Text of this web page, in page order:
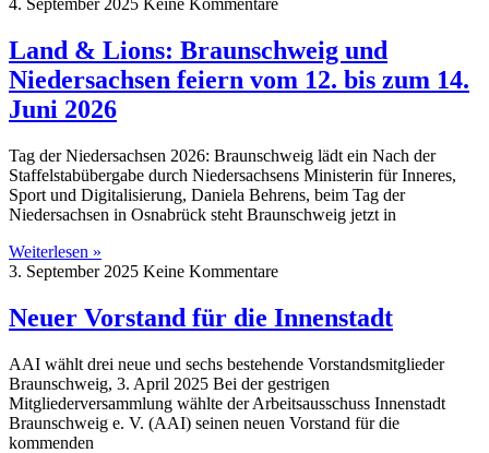
4. September 2025 Keine Kommentare
Land & Lions: Braunschweig und
Niedersachsen feiern vom 12. bis zum 14.
Juni 2026
Tag der Niedersachsen 2026: Braunschweig lädt ein Nach der
Staffelstabübergabe durch Niedersachsens Ministerin für Inneres,
Sport und Digitalisierung, Daniela Behrens, beim Tag der
Niedersachsen in Osnabrück steht Braunschweig jetzt in
Weiterlesen »
3. September 2025 Keine Kommentare
Neuer Vorstand für die Innenstadt
AAI wählt drei neue und sechs bestehende Vorstandsmitglieder
Braunschweig, 3. April 2025 Bei der gestrigen
Mitgliederversammlung wählte der Arbeitsausschuss Innenstadt
Braunschweig e. V. (AAI) seinen neuen Vorstand für die
kommenden